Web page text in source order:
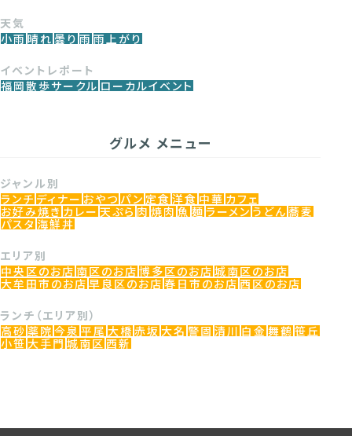
天気
小雨晴れ曇り雨雨上がり
イベントレポート
福岡散歩サークルローカルイベント
グルメ メニュー
ジャンル別
ランチディナーおやつパン定食洋食中華カフェ
お好み焼きカレー天ぷら肉焼肉魚麺ラーメンうどん蕎麦
パスタ海鮮丼
エリア別
中央区のお店南区のお店博多区のお店城南区のお店
大牟田市のお店早良区のお店春日市のお店西区のお店
ランチ（エリア別）
高砂薬院今泉平尾大橋赤坂大名警固清川白金舞鶴笹丘
小笹大手門城南区西新